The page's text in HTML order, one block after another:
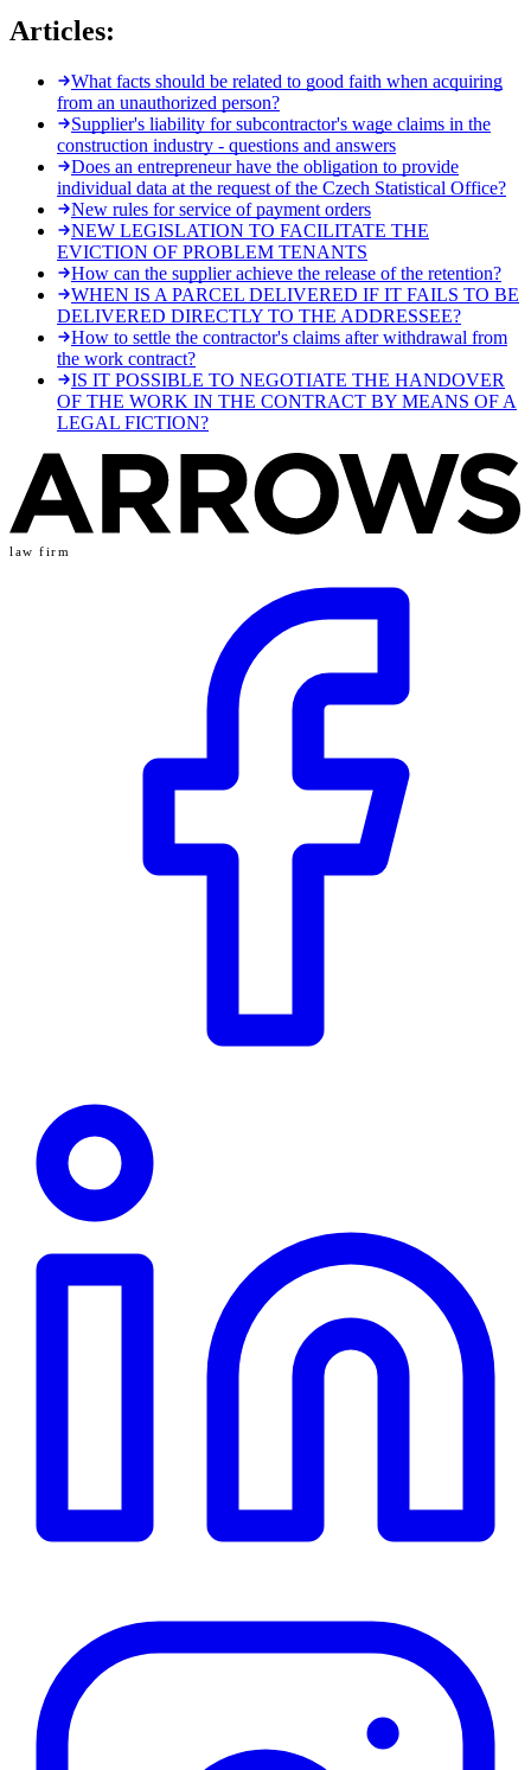
Articles:
What facts should be related to good faith when acquiring
from an unauthorized person?
Supplier's liability for subcontractor's wage claims in the
construction industry - questions and answers
Does an entrepreneur have the obligation to provide
individual data at the request of the Czech Statistical Office?
New rules for service of payment orders
NEW LEGISLATION TO FACILITATE THE
EVICTION OF PROBLEM TENANTS
How can the supplier achieve the release of the retention?
WHEN IS A PARCEL DELIVERED IF IT FAILS TO BE
DELIVERED DIRECTLY TO THE ADDRESSEE?
How to settle the contractor's claims after withdrawal from
the work contract?
IS IT POSSIBLE TO NEGOTIATE THE HANDOVER
OF THE WORK IN THE CONTRACT BY MEANS OF A
LEGAL FICTION?
law firm